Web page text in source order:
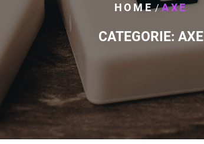
HOME/AXE
CATEGORIE: AXE